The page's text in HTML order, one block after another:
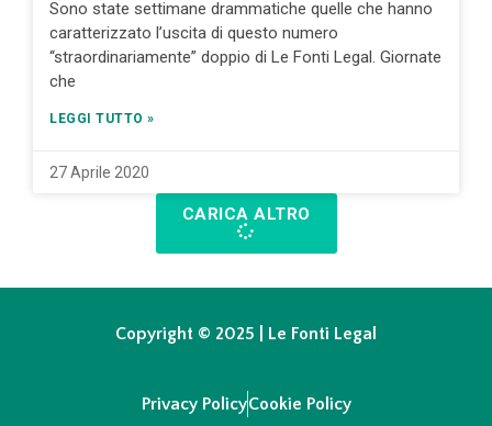
Sono state settimane drammatiche quelle che hanno
caratterizzato l’uscita di questo numero
“straordinariamente” doppio di Le Fonti Legal. Giornate
che
LEGGI TUTTO »
27 Aprile 2020
CARICA ALTRO
Copyright © 2025 | Le Fonti Legal
Privacy PolicyCookie Policy